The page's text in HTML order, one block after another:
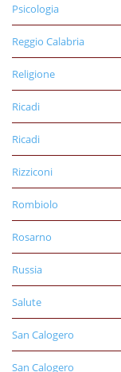
Psicologia
Reggio Calabria
Religione
Ricadi
Ricadi
Rizziconi
Rombiolo
Rosarno
Russia
Salute
San Calogero
San Calogero